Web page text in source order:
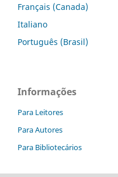
Français (Canada)
Italiano
Português (Brasil)
Informações
Para Leitores
Para Autores
Para Bibliotecários